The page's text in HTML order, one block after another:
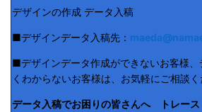
デザインの作成 データ入稿
■デザインデータ入稿先：
■デザインデータ作成ができないお客様、
くわからないお客様は、お気軽にご相談く
データ入稿でお困りの皆さんへ トレース